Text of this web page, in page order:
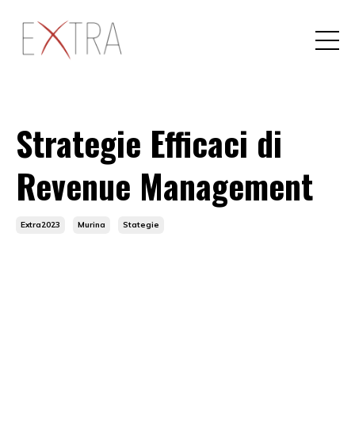
Strategie Efficaci di
Revenue Management
Extra2023 Murina Stategie